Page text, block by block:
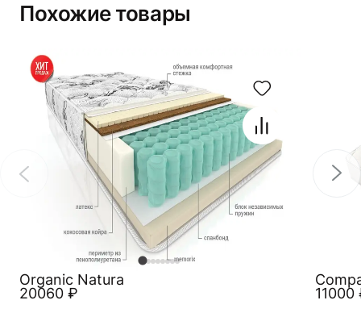
Похожие товары
Organic Natura
20060 ₽
11000